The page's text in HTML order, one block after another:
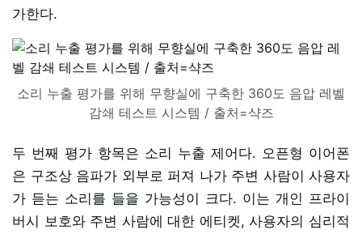
가한다.
소리 누출 평가를 위해 무향실에 구축한 360도 음압 레벨
감쇄 테스트 시스템 / 출처=샥즈
두 번째 평가 항목은 소리 누출 제어다. 오픈형 이어폰
은 구조상 음파가 외부로 퍼져 나가 주변 사람이 사용자
가 듣는 소리를 들을 가능성이 크다. 이는 개인 프라이
버시 보호와 주변 사람에 대한 에티켓, 사용자의 심리적